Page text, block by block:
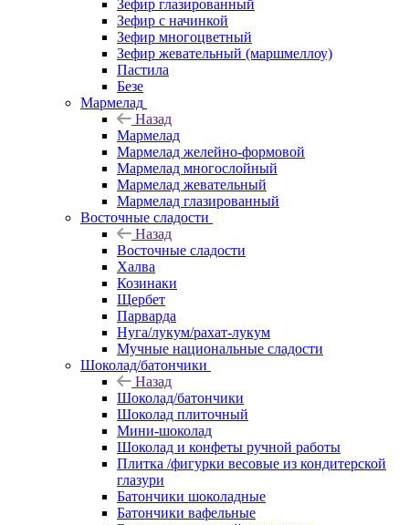
Зефир глазированный
Зефир с начинкой
Зефир многоцветный
Зефир жевательный (маршмеллоу)
Пастила
Безе
Мармелад
Назад
Мармелад
Мармелад желейно-формовой
Мармелад многослойный
Мармелад жевательный
Мармелад глазированный
Восточные сладости
Назад
Восточные сладости
Халва
Козинаки
Щербет
Парварда
Нуга/лукум/рахат-лукум
Мучные национальные сладости
Шоколад/батончики
Назад
Шоколад/батончики
Шоколад плиточный
Мини-шоколад
Шоколад и конфеты ручной работы
Плитка /фигурки весовые из кондитерской
глазури
Батончики шоколадные
Батончики вафельные